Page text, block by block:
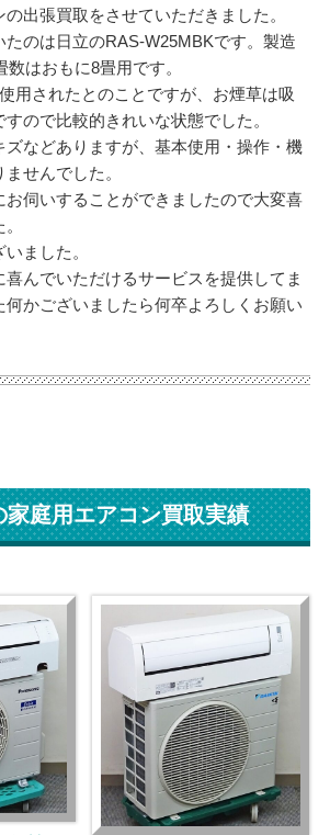
出張買取をさせていただきました。
のは日立のRAS-W25MBKです。製造
はおもに8畳用です。
用されたとのことですが、お煙草は吸
ので比較的きれいな状態でした。
ズなどありますが、基本使用・操作・機
せんでした。
お伺いすることができましたので大変喜
ました。
喜んでいただけるサービスを提供してま
何かございましたら何卒よろしくお願い
家庭用エアコン買取実績